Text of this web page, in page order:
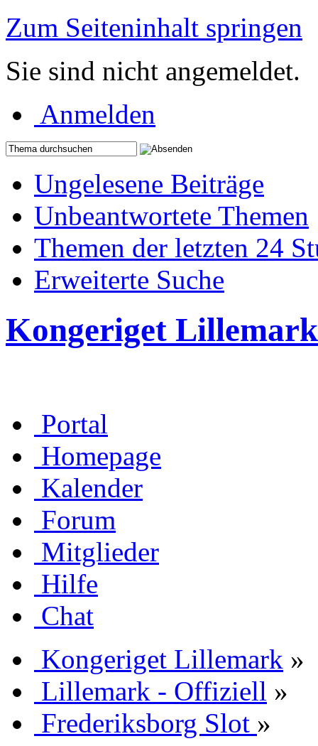
Zum Seiteninhalt springen
Sie sind nicht angemeldet.
Anmelden
Ungelesene Beiträge
Unbeantwortete Themen
Themen der letzten 24
Erweiterte Suche
Kongeriget Lillemark
Portal
Homepage
Kalender
Forum
Mitglieder
Hilfe
Chat
Kongeriget Lillemark »
Lillemark - Offiziell »
Frederiksborg Slot »